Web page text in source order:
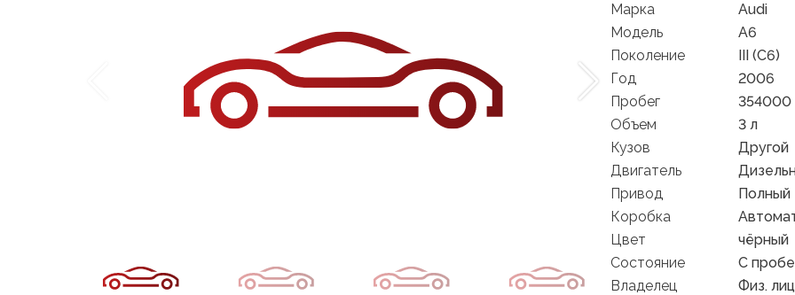
Марка
Audi
Модель
A6
Поколение
III (C6)
Год
2006
Пробег
354000
Объем
3 л
Кузов
Другой
Двигатель
Привод
Полный
Коробка
Цвет
чёрный
Состояние
C
Владелец
Физ.